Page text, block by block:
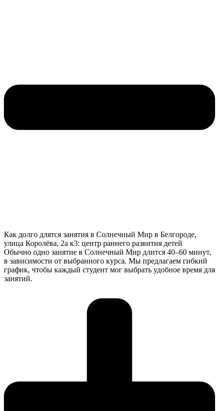
Как долго длятся занятия в Солнечный Мир в Белгороде,
улица Королёва, 2а к3: центр раннего развития детей
Обычно одно занятие в Солнечный Мир длится 40–60 минут,
в зависимости от выбранного курса. Мы предлагаем гибкий
график, чтобы каждый студент мог выбрать удобное время для
занятий.